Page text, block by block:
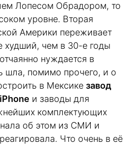
Лопесом Обрадором, то
уровне. Вторая
Америки переживает
худший, чем в 30-е годы
нуждается в
шла, помимо прочего, и о
в Мексике завод
и заводы для
комплектующих
об этом из СМИ и
Что очень в её